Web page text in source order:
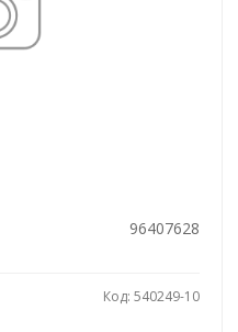
96407628
Код: 540249-10